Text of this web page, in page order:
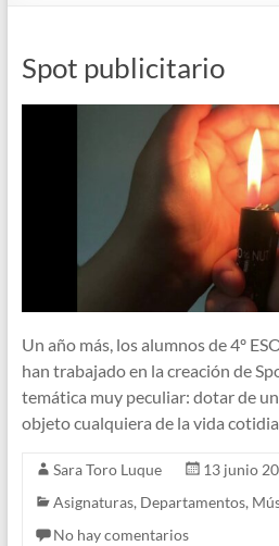
Spot publicitario
Un año más, los alumnos de 4º
han trabajado en la creación de
temática muy peculiar: dotar de
objeto cualquiera de la vida
Sara Toro Luque
13 junio
Asignaturas, Departamentos,
No hay comentarios